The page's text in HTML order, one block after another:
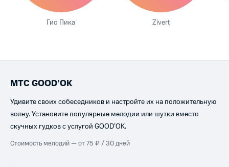
Гио Пика Zivert
МТС GOOD’OK
Удивите своих собеседников и настройте их на положительную
волну. Установите популярные мелодии или шутки вместо
скучных гудков с услугой GOOD’OK.
Стоимость мелодий — от 75 ₽ / 30 дней